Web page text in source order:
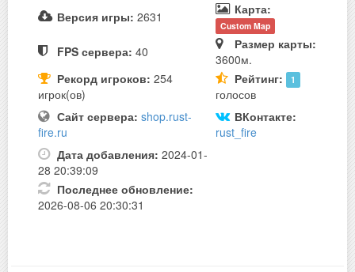
Версия игры: 2631 Карта:
Custom Map
FPS сервера: 40
Размер карты:
3600м.
Рекорд игроков: 254
игрок(ов)
Рейтинг: 1
голосов
Сайт сервера: shop.rust-
fire.ru
ВКонтакте:
rust_fire
Дата добавления: 2024-01-
28 20:39:09
Последнее обновление:
2026-08-06 20:30:31